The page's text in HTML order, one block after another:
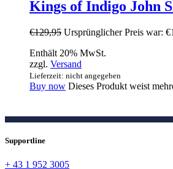
Kings of Indigo John
€129,95 Ursprünglicher Preis war:
Enthält 20% MwSt.
zzgl. Versand
Lieferzeit: nicht angegeben
Buy now Dieses Produkt weist
Supportline
+ 43 1 952 3005